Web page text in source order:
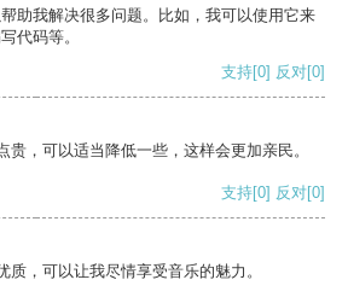
助我解决很多问题。比如，我可以使用它来
代码等。
支持[0] 反对[0]
贵，可以适当降低一些，这样会更加亲民。
支持[0] 反对[0]
质，可以让我尽情享受音乐的魅力。